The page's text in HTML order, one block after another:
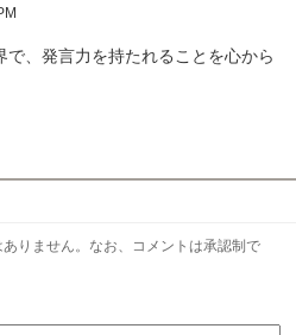
、発言力を持たれることを心から
りません。なお、コメントは承認制で